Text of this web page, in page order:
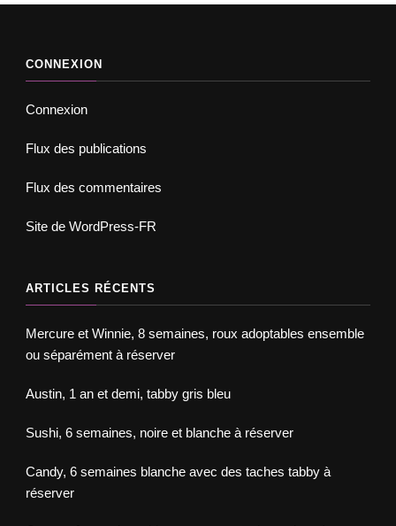
CONNEXION
Connexion
Flux des publications
Flux des commentaires
Site de WordPress-FR
ARTICLES RÉCENTS
Mercure et Winnie, 8 semaines, roux adoptables ensemble
ou séparément à réserver
Austin, 1 an et demi, tabby gris bleu
Sushi, 6 semaines, noire et blanche à réserver
Candy, 6 semaines blanche avec des taches tabby à
réserver